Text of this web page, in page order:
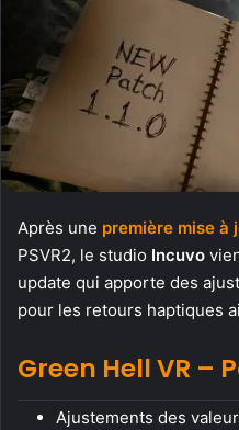
Après une première mise à
PSVR2, le studio Incuvo
update qui apporte des
pour les retours haptiques
Green Hell VR –
Ajustements des